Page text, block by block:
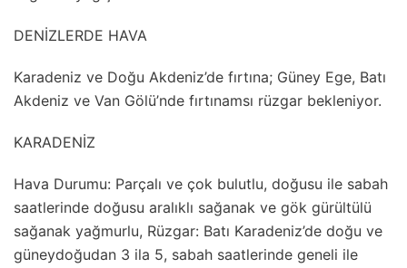
DENİZLERDE HAVA
Karadeniz ve Doğu Akdeniz’de fırtına; Güney Ege, Batı
Akdeniz ve Van Gölü’nde fırtınamsı rüzgar bekleniyor.
KARADENİZ
Hava Durumu: Parçalı ve çok bulutlu, doğusu ile sabah
saatlerinde doğusu aralıklı sağanak ve gök gürültülü
sağanak yağmurlu, Rüzgar: Batı Karadeniz’de doğu ve
güneydoğudan 3 ila 5, sabah saatlerinde geneli ile